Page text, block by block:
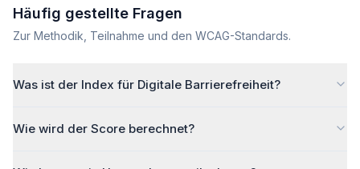
Häufig gestellte Fragen
Zur Methodik, Teilnahme und den WCAG-Standards.
Was ist der Index für Digitale Barrierefreiheit?
Wie wird der Score berechnet?